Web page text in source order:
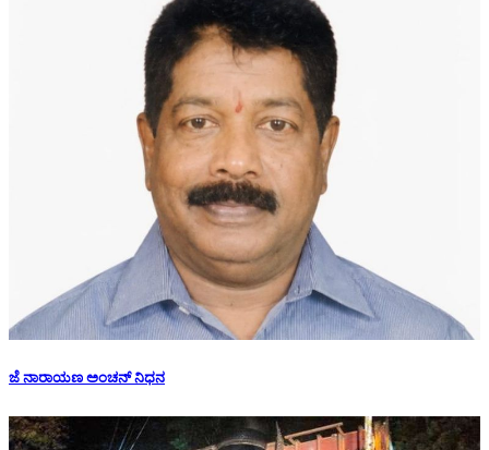
ಜೆ ನಾರಾಯಣ ಅಂಚನ್ ನಿಧನ